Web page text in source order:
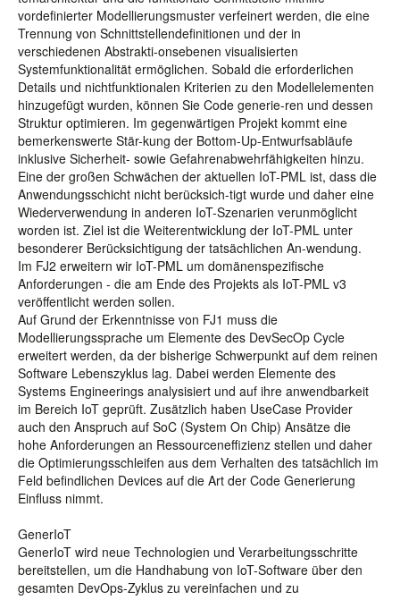
vordefinierter Modellierungsmuster verfeinert werden, die eine
Trennung von Schnittstellendefinitionen und der in
verschiedenen Abstrakti-onsebenen visualisierten
Systemfunktionalität ermöglichen. Sobald die erforderlichen
Details und nichtfunktionalen Kriterien zu den Modellelementen
hinzugefügt wurden, können Sie Code generie-ren und dessen
Struktur optimieren. Im gegenwärtigen Projekt kommt eine
bemerkenswerte Stär-kung der Bottom-Up-Entwurfsabläufe
inklusive Sicherheit- sowie Gefahrenabwehrfähigkeiten hinzu.
Eine der großen Schwächen der aktuellen IoT-PML ist, dass die
Anwendungsschicht nicht berücksich-tigt wurde und daher eine
Wiederverwendung in anderen IoT-Szenarien verunmöglicht
worden ist. Ziel ist die Weiterentwicklung der IoT-PML unter
besonderer Berücksichtigung der tatsächlichen An-wendung.
Im FJ2 erweitern wir IoT-PML um domänenspezifische
Anforderungen - die am Ende des Projekts als IoT-PML v3
veröffentlicht werden sollen.
Auf Grund der Erkenntnisse von FJ1 muss die
Modellierungssprache um Elemente des DevSecOp Cycle
erweitert werden, da der bisherige Schwerpunkt auf dem reinen
Software Lebenszyklus lag. Dabei werden Elemente des
Systems Engineerings analysisiert und auf ihre anwendbarkeit
im Bereich IoT geprüft. Zusätzlich haben UseCase Provider
auch den Anspruch auf SoC (System On Chip) Ansätze die
hohe Anforderungen an Ressourceneffizienz stellen und daher
die Optimierungsschleifen aus dem Verhalten des tatsächlich im
Feld befindlichen Devices auf die Art der Code Generierung
Einfluss nimmt.
GenerIoT
GenerIoT wird neue Technologien und Verarbeitungsschritte
bereitstellen, um die Handhabung von IoT-Software über den
gesamten DevOps-Zyklus zu vereinfachen und zu